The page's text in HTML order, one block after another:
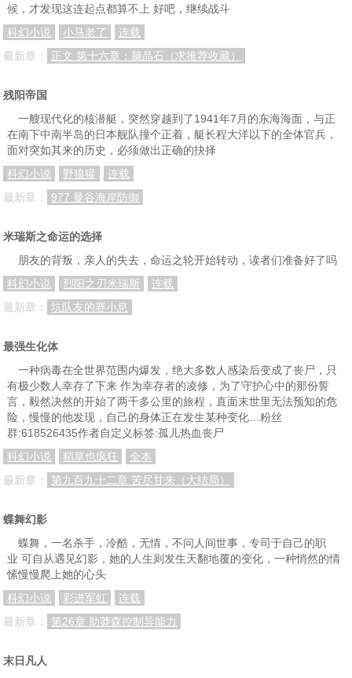
候，才发现这连起点都算不上 好吧，继续战斗
科幻小说
小马老了
连载
最新章：
正文 第十六章：脑晶石（求推荐收藏）
残阳帝国
一艘现代化的核潜艇，突然穿越到了1941年7月的东海海面，与正
在南下中南半岛的日本舰队撞个正着，艇长程大洋以下的全体官兵，
面对突如其来的历史，必须做出正确的抉择
科幻小说
野狼獾
连载
最新章：
977 曼谷海岸防御
米瑞斯之命运的选择
朋友的背叛，亲人的失去，命运之轮开始转动，读者们准备好了吗
科幻小说
烈阳之刃米瑞斯
连载
最新章：
坑队友的赛小息
最强生化体
一种病毒在全世界范围内爆发，绝大多数人感染后变成了丧尸，只
有极少数人幸存了下来 作为幸存者的凌修，为了守护心中的那份誓
言，毅然决然的开始了两千多公里的旅程，直面末世里无法预知的危
险，慢慢的他发现，自己的身体正在发生某种变化…粉丝
群:618526435作者自定义标签:孤儿热血丧尸
科幻小说
稻草也疯狂
全本
最新章：
第九百九十二章 苦尽甘来（大结局）
蝶舞幻影
蝶舞，一名杀手，冷酷，无情，不问人间世事，专司于自己的职
业 可自从遇见幻影，她的人生则发生天翻地覆的变化，一种悄然的情
愫慢慢爬上她的心头
科幻小说
彩进军虹
连载
最新章：
第26章 助莽森控制异能力
末日凡人